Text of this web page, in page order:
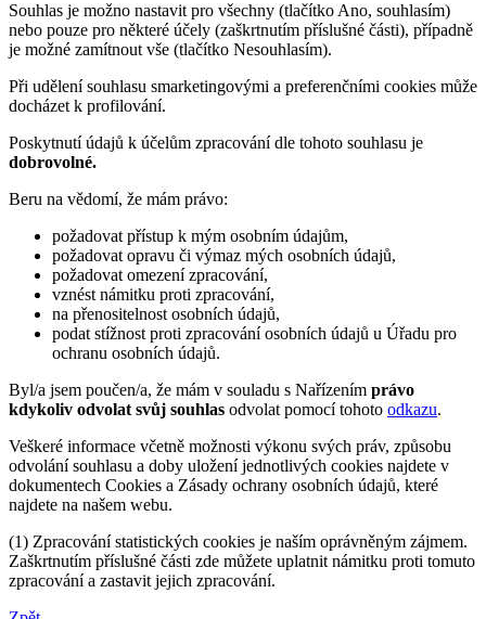
Souhlas je možno nastavit pro všechny (tlačítko Ano, souhlasím)
nebo pouze pro některé účely (zaškrtnutím příslušné části), případně
je možné zamítnout vše (tlačítko Nesouhlasím).
Při udělení souhlasu smarketingovými a preferenčními cookies může
docházet k profilování.
Poskytnutí údajů k účelům zpracování dle tohoto souhlasu je
dobrovolné.
Beru na vědomí, že mám právo:
požadovat přístup k mým osobním údajům,
požadovat opravu či výmaz mých osobních údajů,
požadovat omezení zpracování,
vznést námitku proti zpracování,
na přenositelnost osobních údajů,
podat stížnost proti zpracování osobních údajů u Úřadu pro
ochranu osobních údajů.
Byl/a jsem poučen/a, že mám v souladu s Nařízením právo
kdykoliv odvolat svůj souhlas odvolat pomocí tohoto odkazu.
Veškeré informace včetně možnosti výkonu svých práv, způsobu
odvolání souhlasu a doby uložení jednotlivých cookies najdete v
dokumentech Cookies a Zásady ochrany osobních údajů, které
najdete na našem webu.
(1) Zpracování statistických cookies je naším oprávněným zájmem.
Zaškrtnutím příslušné části zde můžete uplatnit námitku proti tomuto
zpracování a zastavit jejich zpracování.